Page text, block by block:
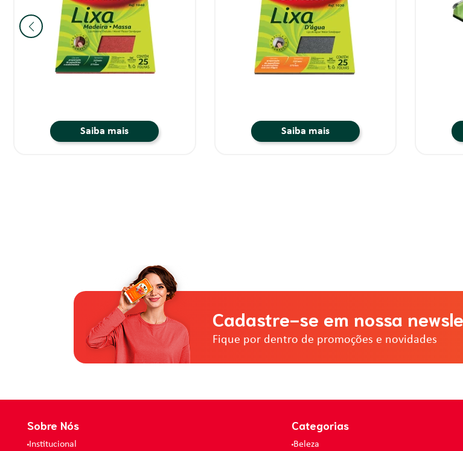
Saiba mais Saiba mais
Cadastre-se em nossa
Fique por dentro de promoções e novidades
Sobre Nós
Institucional
Categorias
Beleza